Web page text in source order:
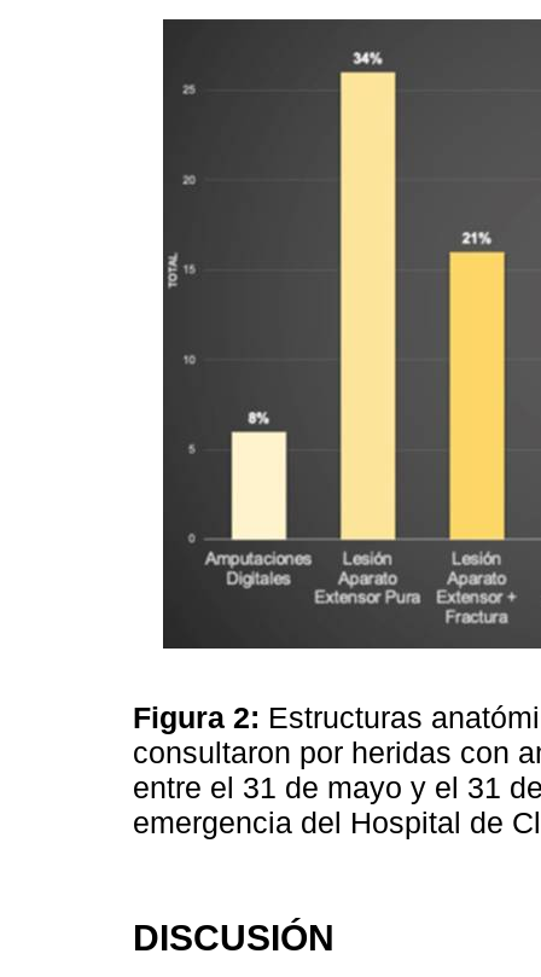
Figura 2: Estructuras
consultaron por heridas con
entre el 31 de mayo y el 31
emergencia del Hospital de
DISCUSIÓN